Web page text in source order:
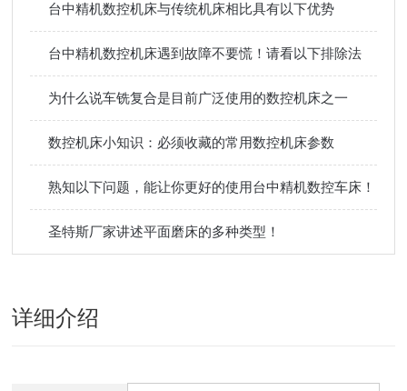
台中精机数控机床与传统机床相比具有以下优势
台中精机数控机床遇到故障不要慌！请看以下排除法
为什么说车铣复合是目前广泛使用的数控机床之一
数控机床小知识：必须收藏的常用数控机床参数
熟知以下问题，能让你更好的使用台中精机数控车床！
圣特斯厂家讲述平面磨床的多种类型！
详细介绍